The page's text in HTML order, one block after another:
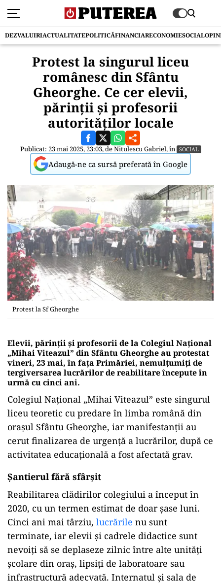
DEZVALUIRIACTUALITATEPOLITICĂFINANCIARECONOMIESOCIAL
Protest la singurul liceu
românesc din Sfântu
Gheorghe. Ce cer elevii,
părinții și profesorii
autorităților locale
Publicat: 23 mai 2025, 23:03, deNitulescu Gabriel, în SOCIAL
Adaugă-ne ca sursă preferată în Google
Protest la Sf Gheorghe
Elevii, părinții și profesorii de la Colegiul Național
„Mihai Viteazul” din Sfântu Gheorghe au protestat
vineri, 23 mai, în fața Primăriei, nemulțumiți de
tergiversarea lucrărilor de reabilitare începute în
urmă cu cinci ani.
Colegiul Național „Mihai Viteazul” este singurul
liceu teoretic cu predare în limba română din
orașul Sfântu Gheorghe, iar manifestanții au
cerut finalizarea de urgență a lucrărilor, după ce
activitatea educațională a fost afectată grav.
Șantierul fără sfârșit
Reabilitarea clădirilor colegiului a început în
2020, cu un termen estimat de doar șase luni.
Cinci ani mai târziu, lucrările nu sunt
terminate, iar elevii și cadrele didactice sunt
nevoiți să se deplaseze zilnic între alte unități
școlare din oraș, lipsiți de laboratoare sau
infrastructură adecvată. Internatul și sala de